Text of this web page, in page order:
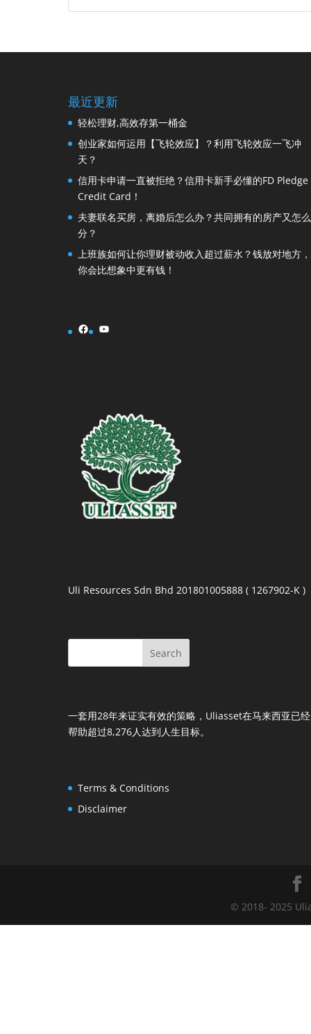
最近更新
轻松理财,高效存第一桶金
创业家如何运用【飞轮效应】？利用飞轮效应一飞冲
天？
信用卡申请一直被拒绝？信用卡新手必懂的FD Pledge
Credit Card！
夫妻联名买房，离婚后怎么办？共同拥有的房产又怎么
分？
上班族如何让你理财被动收入超过薪水？钱放对地方，
你会比想象中更有钱！
FacebookYouTube
Uli Resources Sdn Bhd 201801005888 ( 1267902-K )
一套用28年来证实有效的策略，Uliasset在马来西亚已经
帮助超过8,276人达到人生目标。
Terms & Conditions
Disclaimer
© 2018- 2025